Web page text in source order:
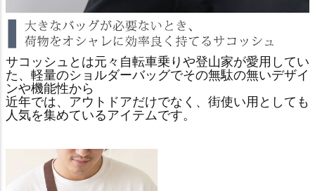
サコッシュとは元々自転車乗りや登山家が愛用してい
た、軽量のショルダーバッグでその無駄の無いデザイ
ンや機能性から
近年では、アウトドアだけでなく、街使い用としても
人気を集めているアイテムです。